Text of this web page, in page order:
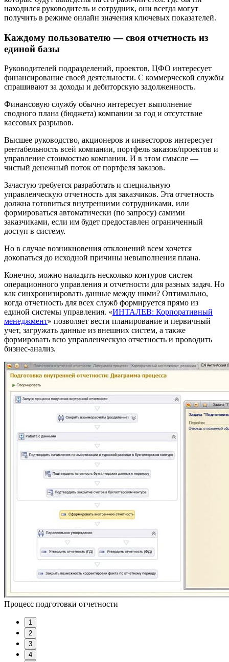
находился руководитель и сотрудник, они всегда могут
получить в режиме онлайн значения ключевых показателей.
Каждому пользователю — своя отчетность из
единой базы
Руководителей подразделений, проектов, ЦФО интересует
финансирование своей деятельности. С коммерческой службы
спрашивают за доходы и дебиторскую задолженность.
Финансовую службу обычно интересует выполнение
сводного плана (бюджета) компании за год и отсутствие
кассовых разрывов.
Высшее руководство, акционеров и инвесторов интересует
рентабельность всей компании, портфель заказов/проектов и
управление стоимостью компании. И в этом смысле —
чистый денежный поток от портфеля заказов.
Зачастую требуется разработать и специальную
управленческую отчетность для заказчиков. Эта отчетность
должна готовиться внутренними сотрудниками, или
формироваться автоматически (по запросу) самими
заказчиками, если им будет предоставлен ограниченный
доступ в систему.
Но в случае возникновения отклонений всем хочется
докопаться до исходной причины невыполнения плана.
Конечно, можно наладить несколько контуров систем
операционного управления и отчетности для разных задач. Но
как синхронизировать данные между ними? Оптимально,
когда отчетность для всех служб формируется прямо из
единой системы управления. «ИНТАЛЕВ: Корпоративный
менеджмент» позволяет вести планирование и первичный
учет, загружать данные из внешних систем, а также
формировать всю управленческую отчетность и проводить
бизнес-анализ.
Процесс подготовки отчетности
1
2
3
4